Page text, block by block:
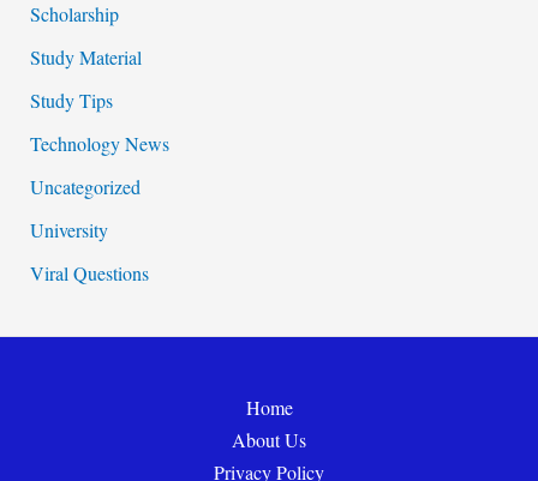
Scholarship
Study Material
Study Tips
Technology News
Uncategorized
University
Viral Questions
Home
About Us
Privacy Policy